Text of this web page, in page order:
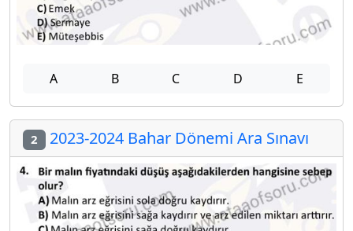
A B C D E
2 2023-2024 Bahar Dönemi Ara Sınavı